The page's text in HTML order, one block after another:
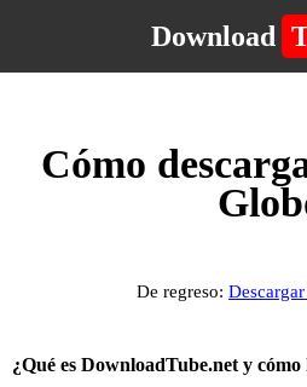
Download
Cómo
De regreso:
¿Qué es DownloadTube.net y cómo